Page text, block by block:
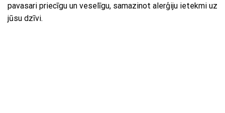
pavasari priecīgu un veselīgu, samazinot alerģiju ietekmi uz
jūsu dzīvi.